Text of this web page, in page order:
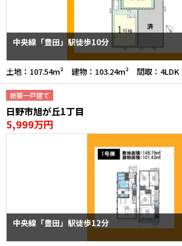
中央線「豊田」駅徒歩10分
土地：107.54m² 建物：103.24m² 間取：4LDK
新築一戸建て
日野市旭が丘1丁目
5,999万円
中央線「豊田」駅徒歩12分